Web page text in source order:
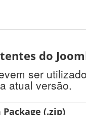
do
ser
atual versão.
Package (.zip)